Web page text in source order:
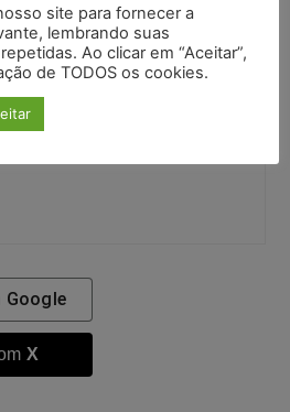
Google
X
site para fornecer a
lembrando suas
Ao clicar em “Aceitar”,
de TODOS os cookies.